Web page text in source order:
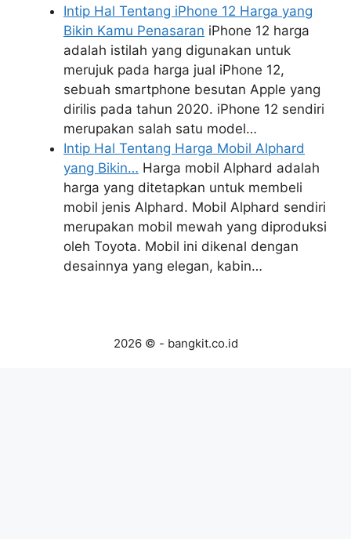
Intip Hal Tentang iPhone 12 Harga yang
Bikin Kamu Penasaran iPhone 12 harga
adalah istilah yang digunakan untuk
merujuk pada harga jual iPhone 12,
sebuah smartphone besutan Apple yang
dirilis pada tahun 2020. iPhone 12 sendiri
merupakan salah satu model…
Intip Hal Tentang Harga Mobil Alphard
yang Bikin… Harga mobil Alphard adalah
harga yang ditetapkan untuk membeli
mobil jenis Alphard. Mobil Alphard sendiri
merupakan mobil mewah yang diproduksi
oleh Toyota. Mobil ini dikenal dengan
desainnya yang elegan, kabin…
2026 © - bangkit.co.id